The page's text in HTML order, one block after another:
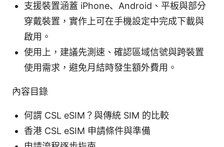
支援裝置涵蓋 iPhone、Android、平板與部分
穿戴裝置，實作上可在手機設定中完成下載與
啟用。
使用上，建議先測速、確認區域信號與跨裝置
使用需求，避免月結時發生額外費用。
內容目錄
何謂 CSL eSIM？與傳統 SIM 的比較
香港 CSL eSIM 申請條件與準備